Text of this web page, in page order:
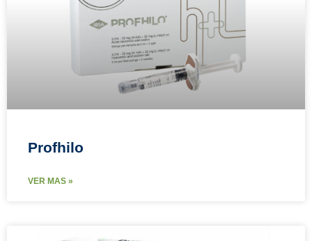
Profhilo
VER MAS »